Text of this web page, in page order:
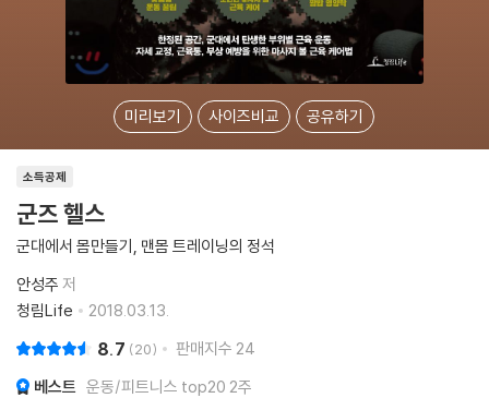
미리보기 사이즈비교 공유하기
소득공제
군즈 헬스
군대에서 몸만들기, 맨몸 트레이닝의 정석
안성주 저
청림Life
2018.03.13.
8.7 20 판매지수 24
베스트 운동/피트니스 top20 2주